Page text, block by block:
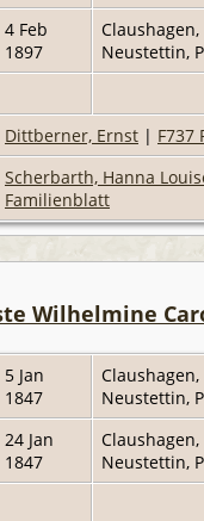
4 Feb
1897
Neustettin,
Dittberner, Ernst | F737
Scherbarth, Hanna
Familienblatt
Wilhelmine
5 Jan
1847
Neustettin,
24 Jan
1847
Neustettin,